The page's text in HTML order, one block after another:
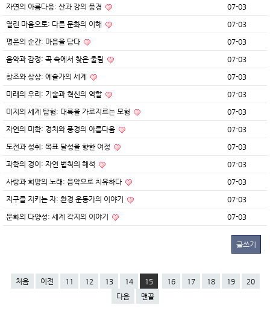
자연의 아름다움: 산과 강의 풍경 07-03
열린 마음으로: 다른 문화의 이해 07-03
평온의 순간: 마음을 담다 07-03
음악과 감정: 곡 속에서 찾은 울림 07-03
창조와 상상: 예술가의 세계 07-03
미래의 우리: 기술과 혁신의 역할 07-03
미지의 세계 탐험: 대륙을 가로지르는 모험 07-03
자연의 미학: 경치와 풍경의 아름다움 07-03
도전과 성취: 목표 달성을 향한 여정 07-03
과학의 경이: 자연 법칙의 해석 07-03
사랑과 희망의 노래: 음악으로 치유하다 07-03
지구를 지키는 자: 환경 운동가의 이야기 07-03
문화의 다양성: 세계 각지의 이야기 07-03
글쓰기
처음 이전 11 12 13 14 15 16 17 18 19
20
다음
맨끝